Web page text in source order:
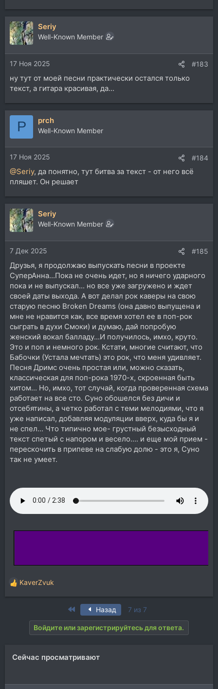
е
а
к
ц
и
и
:
Seriy
Well-Known Member
17 Ноя 2025 #183
ну тут от моей песни практически остался только
текст, а гитара красивая, да...
P prch
Well-Known Member
17 Ноя 2025 #184
@Seriy, да понятно, тут битва за текст - от него всё
пляшет. Он решает
Seriy
Well-Known Member
7 Дек 2025 #185
Друзья, я продолжаю выпускать песни в проекте
СуперАнна...Пока не очень идет, но я ничего ударного
пока и не выпускал... но все уже загружено и ждет
своей даты выхода. А вот делал рок каверы на свою
старую песню Broken Dreams (она давно выпущена и
мне не нравится как, все время хотел ее в поп-рок
сыграть в духи Смоки) и думаю, дай попробую
женский вокал балладу...И получилось, имхо, круто.
Это и поп и немного рок. Кстати, многие считают, что
Бабочки (Устала мечтать) это рок, что меня удивляет.
Песня Дримс очень простая или, можно сказать,
классическая для поп-рока 1970-х, скроенная быть
хитом... Но, имхо, тот случай, когда проверенная схема
работает на все сто. Суно обошелся без дичи и
отсебятины, а четко работал с теми мелодиями, что я
уже написал, добавляя модуляции вверх, куда бы я и
не спел... Что типично мое- грустный безысходный
текст спетый с напором и весело.... и еще мой прием -
перескочить в припеве на слабую долю - это я, Суно
так не умеет.
Р
е
KaverZvuk
First Назад 7 из 7
Войдите или зарегистрируйтесь для ответа.
Сейчас просматривают